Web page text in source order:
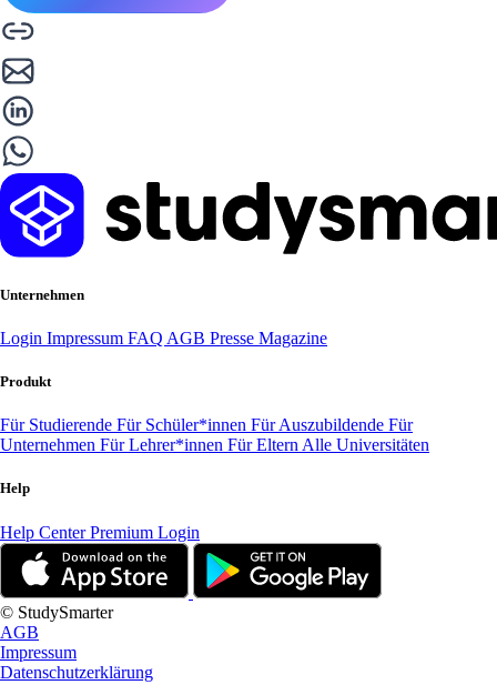
Unternehmen
Login Impressum FAQ AGB Presse Magazine
Produkt
Für Studierende Für Schüler*innen Für Auszubildende Für
Unternehmen Für Lehrer*innen Für Eltern Alle Universitäten
Help
Help CenterPremium Login
© StudySmarter
AGB
Impressum
Datenschutzerklärung